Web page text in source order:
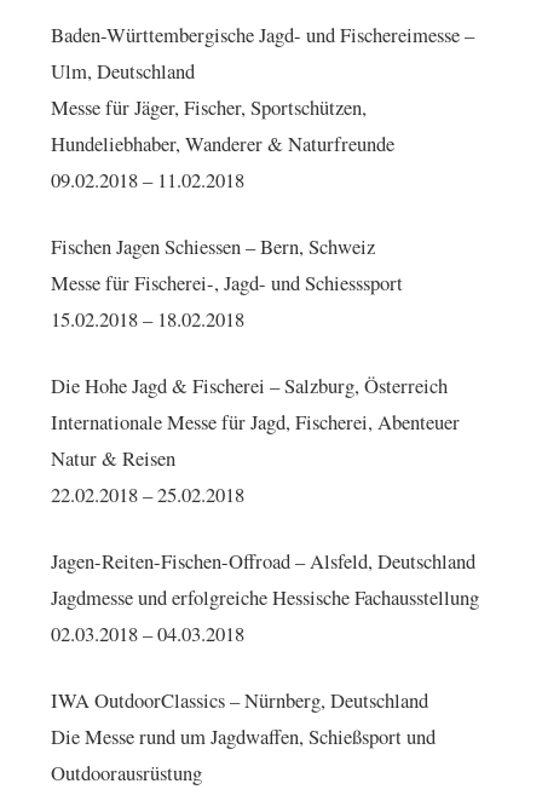
Baden-Württembergische Jagd- und Fischereimesse –
Ulm, Deutschland
Messe für Jäger, Fischer, Sportschützen,
Hundeliebhaber, Wanderer & Naturfreunde
09.02.2018 – 11.02.2018
Fischen Jagen Schiessen – Bern, Schweiz
Messe für Fischerei-, Jagd- und Schiesssport
15.02.2018 – 18.02.2018
Die Hohe Jagd & Fischerei – Salzburg, Österreich
Internationale Messe für Jagd, Fischerei, Abenteuer
Natur & Reisen
22.02.2018 – 25.02.2018
Jagen-Reiten-Fischen-Offroad – Alsfeld, Deutschland
Jagdmesse und erfolgreiche Hessische Fachausstellung
02.03.2018 – 04.03.2018
IWA OutdoorClassics – Nürnberg, Deutschland
Die Messe rund um Jagdwaffen, Schießsport und
Outdoorausrüstung